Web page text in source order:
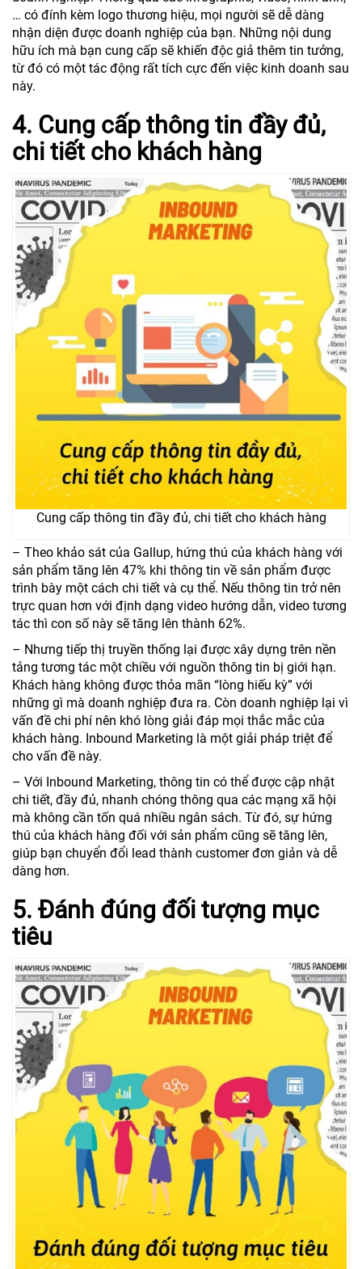
… có đính kèm logo thương hiệu, mọi người sẽ dễ dàng
nhận diện được doanh nghiệp của bạn. Những nội dung
hữu ích mà bạn cung cấp sẽ khiến độc giả thêm tin tưởng,
từ đó có một tác động rất tích cực đến việc kinh doanh sau
này.
4. Cung cấp thông tin đầy đủ,
chi tiết cho khách hàng
Cung cấp thông tin đầy đủ, chi tiết cho khách hàng
– Theo khảo sát của Gallup, hứng thú của khách hàng với
sản phẩm tăng lên 47% khi thông tin về sản phẩm được
trình bày một cách chi tiết và cụ thể. Nếu thông tin trở nên
trực quan hơn với định dạng video hướng dẫn, video tương
tác thì con số này sẽ tăng lên thành 62%.
– Nhưng tiếp thị truyền thống lại được xây dựng trên nền
tảng tương tác một chiều với nguồn thông tin bị giới hạn.
Khách hàng không được thỏa mãn “lòng hiếu kỳ” với
những gì mà doanh nghiệp đưa ra. Còn doanh nghiệp lại vì
vấn đề chi phí nên khó lòng giải đáp mọi thắc mắc của
khách hàng. Inbound Marketing là một giải pháp triệt để
cho vấn đề này.
– Với Inbound Marketing, thông tin có thể được cập nhật
chi tiết, đầy đủ, nhanh chóng thông qua các mạng xã hội
mà không cần tốn quá nhiều ngân sách. Từ đó, sự hứng
thú của khách hàng đối với sản phẩm cũng sẽ tăng lên,
giúp bạn chuyển đổi lead thành customer đơn giản và dễ
dàng hơn.
5. Đánh đúng đối tượng mục
tiêu